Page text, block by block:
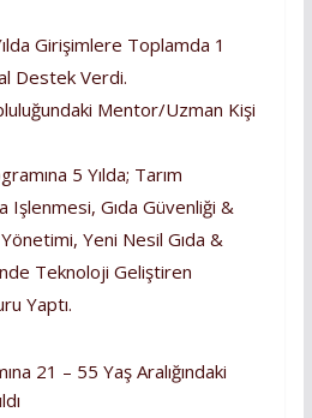
Girişimlere Toplamda 1
Destek Verdi.
Mentor/uzman Kişi
5 Yılda; Tarım
Işlenmesi, Gıda Güvenliği &
Yeni Nesil Gıda &
Teknoloji Geliştiren
Yaptı.
21 – 55 Yaş Aralığındaki